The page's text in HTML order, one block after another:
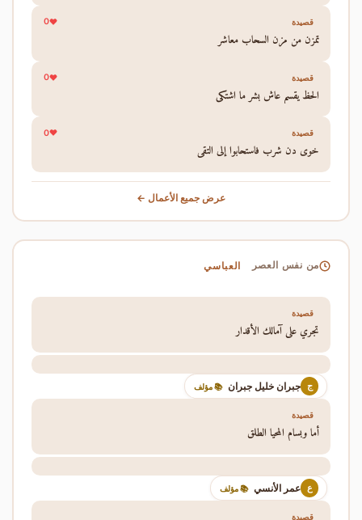
قصيدة 0
تمزن من مزن السحاب معاشر
قصيدة 0
الحظ يقسم عاش بشر ما اشتكى
قصيدة 0
خوى دن شرب فاستحابوا إلى التقى
عرض جميع الأعمال ←
من نفس العصر العباسي
قصيدة
تجري على آمالك الأقدار
ج جبران خليل جبران 📚 مؤلف
قصيدة
أما وبسام المحيا الطلق
ع عمر الأنسي 📚 مؤلف
قصيدة